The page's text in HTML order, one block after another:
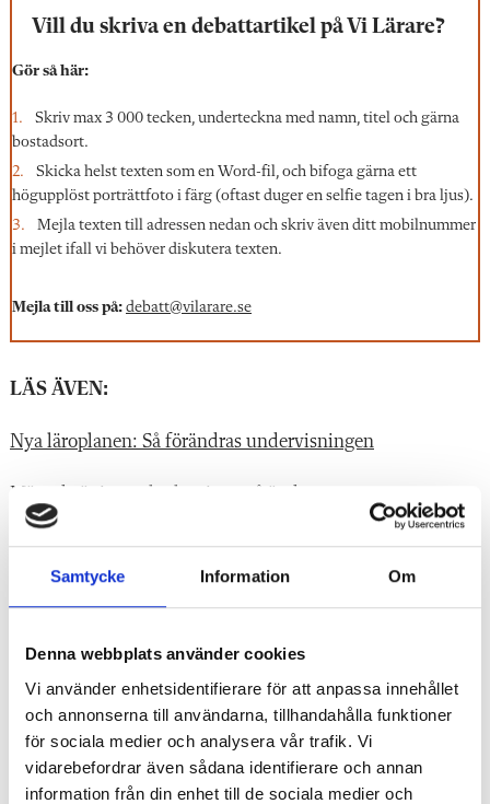
Samtycke Information Om
Denna webbplats använder cookies
Vi använder enhetsidentifierare för att anpassa innehållet
och annonserna till användarna, tillhandahålla funktioner
för sociala medier och analysera vår trafik. Vi
vidarebefordrar även sådana identifierare och annan
information från din enhet till de sociala medier och
Vill du skriva en debattartikel på Vi Lärare?
Gör så här:
Skriv max 3 000 tecken, underteckna med namn, titel och gärna
bostadsort.
Skicka helst texten som en Word-fil, och bifoga gärna ett
högupplöst porträttfoto i färg (oftast duger en selfie tagen i bra ljus).
Mejla texten till adressen nedan och skriv även ditt mobilnummer
i mejlet ifall vi behöver diskutera texten.
Mejla till oss på: debatt@vilarare.se
LÄS ÄVEN:
Nya läroplanen: Så förändras undervisningen
Mängdträning och phonics – så ändras
svenskundervisningen
Extra anpassningar skrotas – så blir elevernas nya stöd
Läs alla artiklar i vår granskning av
lyssneläsningen
Larmet: Så fördjupar lyssneläsning läskrisen
Professorn om lyssneläsningen: ”Obegripligt svek”